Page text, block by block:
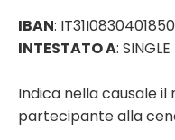
IBAN:
INTESTATO A:
Indica nella causale
partecipante alla